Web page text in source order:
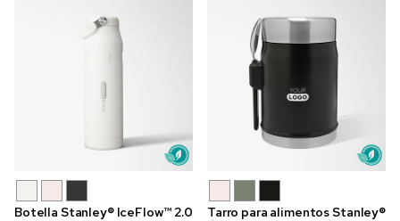
Botella Stanley® IceFlow™ 2.0
Tarro para alimentos Stanley®